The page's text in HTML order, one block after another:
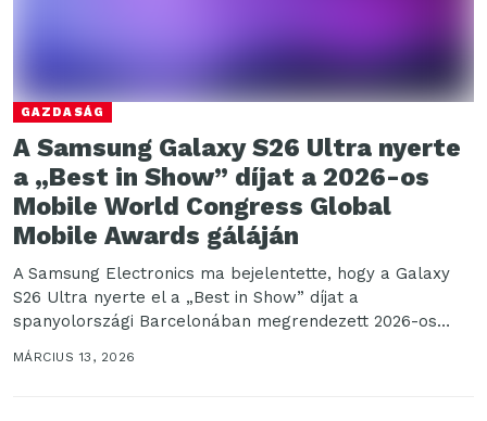
GAZDASÁG
A Samsung Galaxy S26 Ultra nyerte
a „Best in Show” díjat a 2026-os
Mobile World Congress Global
Mobile Awards gáláján
A Samsung Electronics ma bejelentette, hogy a Galaxy
S26 Ultra nyerte el a „Best in Show” díjat a
spanyolországi Barcelonában megrendezett 2026-os
Mobile...
MÁRCIUS 13, 2026